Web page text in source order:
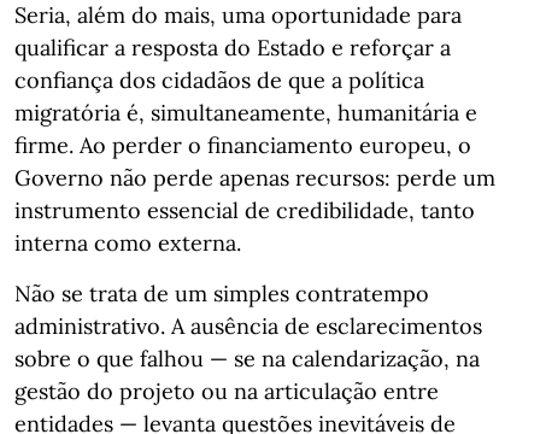
Seria, além do mais, uma oportunidade para
qualificar a resposta do Estado e reforçar a
confiança dos cidadãos de que a política
migratória é, simultaneamente, humanitária e
firme. Ao perder o financiamento europeu, o
Governo não perde apenas recursos: perde um
instrumento essencial de credibilidade, tanto
interna como externa.
Não se trata de um simples contratempo
administrativo. A ausência de esclarecimentos
sobre o que falhou — se na calendarização, na
gestão do projeto ou na articulação entre
entidades — levanta questões inevitáveis de